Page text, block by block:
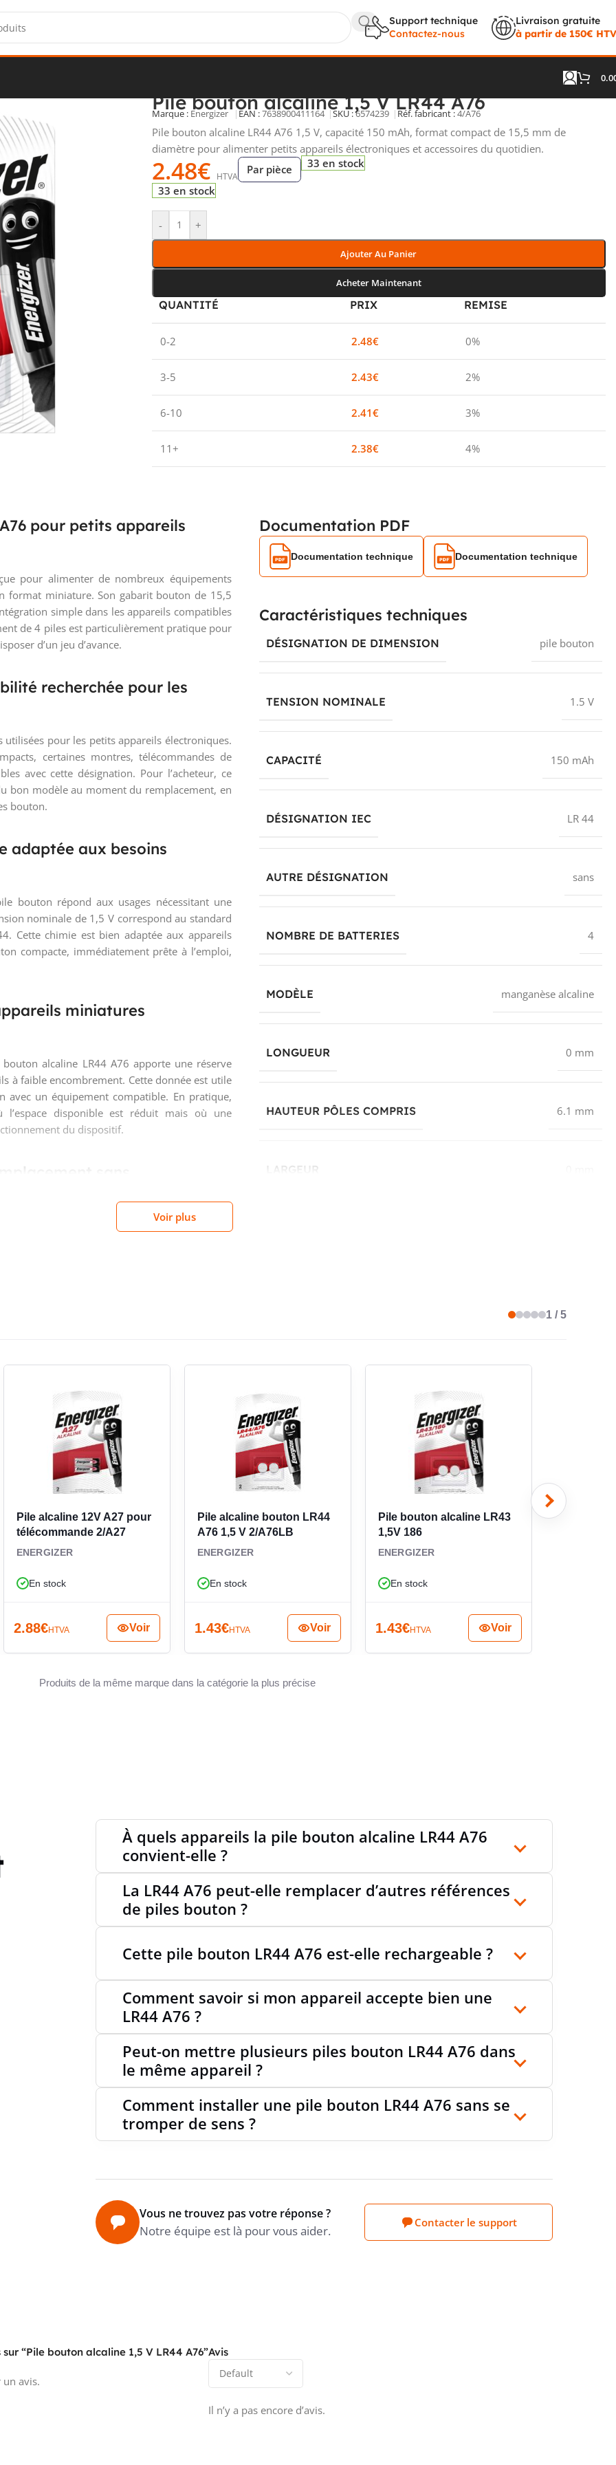
Support technique
Contactez-nous
Livraison gratuite
à partir de 150€
Pile bouton alcaline 1,5 V LR44 A76
Marque : Energizer EAN :7638900411164 SKU :6574239 Réf. fabricant :4/A76
Pile bouton alcaline LR44 A76 1,5 V, capacité 150 mAh, format compact de 15,5 mm de
diamètre pour alimenter petits appareils électroniques et accessoires du quotidien.
2.48€ HTVA
Par pièce
33 en stock
33 en stock
- +
Ajouter Au Panier
Acheter Maintenant
QUANTITÉ PRIX REMISE
0-2 2.48€ 0%
3-5 2.43€ 2%
6-10 2.41€ 3%
11+ 2.38€ 4%
pour petits appareils
pour alimenter de nombreux équipements
format miniature. Son gabarit bouton de 15,5
simple dans les appareils compatibles
de 4 piles est particulièrement pratique pour
d’un jeu d’avance.
recherchée pour les
pour les petits appareils électroniques.
certaines montres, télécommandes de
avec cette désignation. Pour l’acheteur, ce
bon modèle au moment du remplacement, en
bouton.
adaptée aux besoins
bouton répond aux usages nécessitant une
nominale de 1,5 V correspond au standard
Cette chimie est bien adaptée aux appareils
compacte, immédiatement prête à l’emploi,
miniatures
alcaline LR44 A76 apporte une réserve
à faible encombrement. Cette donnée est utile
avec un équipement compatible. En pratique,
disponible est réduit mais où une
du dispositif.
sans
font toute la différence. Ce modèle présente
Ce format évite de racheter une
plusieurs accessoires compatibles.
qu’aux besoins de dépannage courant sur
l’entretien de vos
1,5 V LR44 A76, il faut avant tout vérifier la
direct pour les appareils prévus en LR44. Son
sans complication.
Documentation PDF
Documentation technique Documentation technique
Caractéristiques techniques
DÉSIGNATION DE DIMENSION pile bouton
TENSION NOMINALE 1.5 V
CAPACITÉ 150 mAh
DÉSIGNATION IEC LR 44
AUTRE DÉSIGNATION sans
NOMBRE DE BATTERIES 4
MODÈLE manganèse alcaline
LONGUEUR 0 mm
HAUTEUR PÔLES COMPRIS 6.1 mm
LARGEUR
Voir plus
1 / 5
Pile alcaline 12V A27 pour
télécommande 2/A27
ENERGIZER
En stock
2.88€HTVA Voir
Pile alcaline bouton LR44
A76 1,5 V 2/A76LB
ENERGIZER
En stock
1.43€HTVA Voir
Pile bouton alcaline LR43
1,5V 186
ENERGIZER
En stock
1.43€HTVA Voir
Pile
Produits de la même marque dans la catégorie la plus précise
À quels appareils la pile bouton alcaline LR44 A76
convient-elle ?
La LR44 A76 peut-elle remplacer d’autres références
de piles bouton ?
Cette pile bouton LR44 A76 est-elle rechargeable ?
Comment savoir si mon appareil accepte bien une
LR44 A76 ?
Peut-on mettre plusieurs piles bouton LR44 A76 dans
le même appareil ?
Comment installer une pile bouton LR44 A76 sans se
tromper de sens ?
Vous ne trouvez pas votre réponse ?
Notre équipe est là pour vous aider.
Contacter le support
Avis
Il n’y a pas encore d’avis.
“Pile bouton alcaline 1,5 V LR44 A76”
avis.